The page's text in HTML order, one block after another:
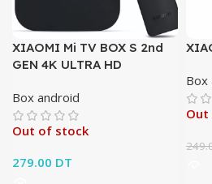
XIAOMI Mi TV BOX S 2nd
GEN 4K ULTRA HD
Box android
Out of stock
279.00 DT
Box